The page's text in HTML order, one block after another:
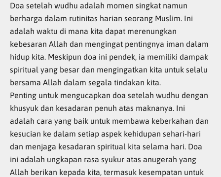
Doa setelah wudhu adalah momen singkat namun
berharga dalam rutinitas harian seorang Muslim. Ini
adalah waktu di mana kita dapat merenungkan
kebesaran Allah dan mengingat pentingnya iman dalam
hidup kita. Meskipun doa ini pendek, ia memiliki dampak
spiritual yang besar dan mengingatkan kita untuk selalu
bersama Allah dalam segala tindakan kita.
Penting untuk mengucapkan doa setelah wudhu dengan
khusyuk dan kesadaran penuh atas maknanya. Ini
adalah cara yang baik untuk membawa keberkahan dan
kesucian ke dalam setiap aspek kehidupan sehari-hari
dan menjaga kesadaran spiritual kita selama hari. Doa
ini adalah ungkapan rasa syukur atas anugerah yang
Allah berikan kepada kita, termasuk kesempatan untuk